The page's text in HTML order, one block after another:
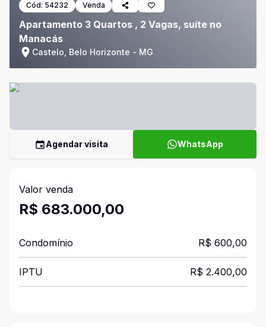
Cód: 54232 Venda
Apartamento 3 Quartos , 2 Vagas, suíte no
Manacás
Castelo, Belo Horizonte - MG
Agendar visita WhatsApp
Valor venda
R$ 683.000,00
Condomínio R$ 600,00
IPTU R$ 2.400,00